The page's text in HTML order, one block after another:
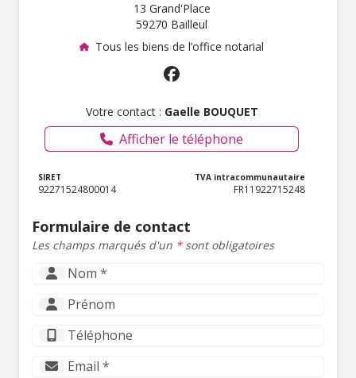
13 Grand'Place
59270 Bailleul
Tous les biens de l’office notarial
Votre contact : Gaelle BOUQUET
Afficher le téléphone
SIRET
92271524800014
TVA intracommunautaire
FR11922715248
Formulaire de contact
Les champs marqués d'un *sont obligatoires